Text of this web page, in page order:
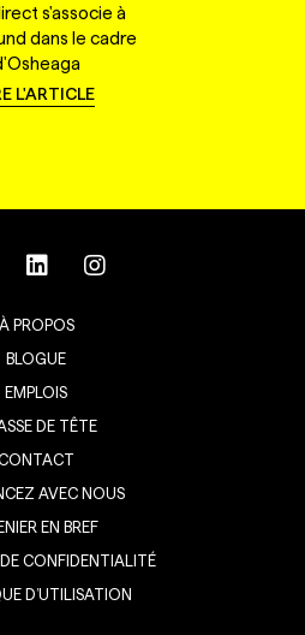
s'associe à
dans le cadre
L'ARTICLE
À PROPOS
BLOGUE
EMPLOIS
DE TÊTE
AVEC NOUS
EN BREF
CONFIDENTIALITÉ
D’UTILISATION